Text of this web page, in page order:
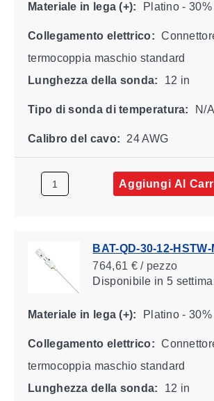
Materiale in lega (+): Platino -
Collegamento elettrico:
termocoppia maschio standard
Lunghezza della sonda:
12 in
Tipo di sonda di temperatura: N/A
Calibro del cavo: 24 AWG
Aggiungi Al
BAT-QD-30-12-HSTW-
764,61 € / pezzo
Disponibile in 5
Materiale in lega (+): Platino -
Collegamento elettrico:
termocoppia maschio standard
Lunghezza della sonda:
12 in